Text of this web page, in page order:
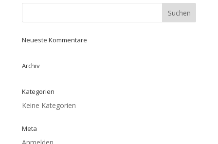
Neueste Kommentare
Archiv
Kategorien
Keine Kategorien
Meta